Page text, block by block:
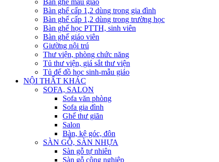
Bàn ghế mẫu giáo
Bàn ghế cấp 1,2 dùng trong gia đình
Bàn ghế cấp 1,2 dùng trong trường học
Bàn ghế học PTTH, sinh viên
Bàn ghế giáo viên
Giường nội trú
Thư viện, phòng chức năng
Tủ thư viện, giá sắt thư viện
Tủ để đồ học sinh-mẫu giáo
NỘI THẤT KHÁC
SOFA, SALON
Sofa văn phòng
Sofa gia đình
Ghế thư giãn
Salon
Bàn, kệ góc, đôn
SÀN GỖ, SÀN NHỰA
Sàn gỗ tự nhiên
Sàn gỗ công nghiệp